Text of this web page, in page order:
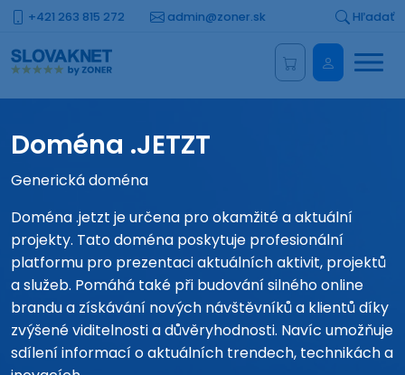
+421 263 815 272 admin@zoner.sk Hľadať
Menu
Doména .JETZT
Generická doména
Doména .jetzt je určena pro okamžité a aktuální
projekty. Tato doména poskytuje profesionální
platformu pro prezentaci aktuálních aktivit, projektů
a služeb. Pomáhá také při budování silného online
brandu a získávání nových návštěvníků a klientů díky
zvýšené viditelnosti a důvěryhodnosti. Navíc umožňuje
sdílení informací o aktuálních trendech, technikách a